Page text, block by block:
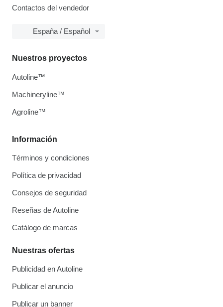
Contactos del vendedor
España / Español
Información
Términos y condiciones
Política de privacidad
Consejos de seguridad
Reseñas de Autoline
Catálogo de marcas
Nuestras ofertas
Publicidad en Autoline
Publicar el anuncio
Publicar un banner
Nuestros proyectos
Autoline™
Machineryline™
Agroline™